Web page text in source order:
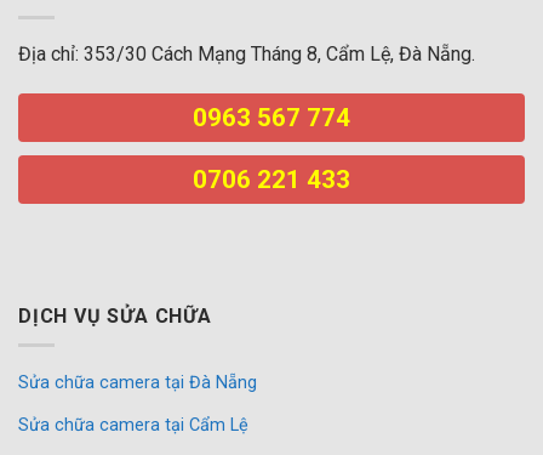
Địa chỉ: 353/30 Cách Mạng Tháng 8, Cẩm Lệ, Đà Nẵng.
0963 567 774
0706 221 433
DỊCH VỤ SỬA CHỮA
Sửa chữa camera tại Đà Nẵng
Sửa chữa camera tại Cẩm Lệ